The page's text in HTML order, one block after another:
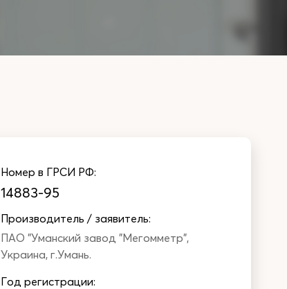
Номер в ГРСИ РФ:
14883-95
Производитель / заявитель:
ПАО "Уманский завод "Мегомметр",
Украина, г.Умань.
Год регистрации: